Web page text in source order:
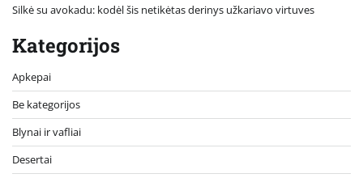
Silkė su avokadu: kodėl šis netikėtas derinys užkariavo virtuves
Kategorijos
Apkepai
Be kategorijos
Blynai ir vafliai
Desertai